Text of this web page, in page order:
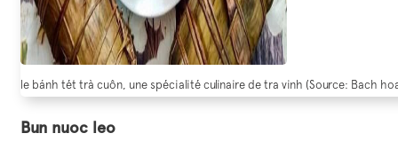
le bánh tét trà cuôn, une spécialité culinaire de tra vinh (Source: Bach
Bun nuoc leo